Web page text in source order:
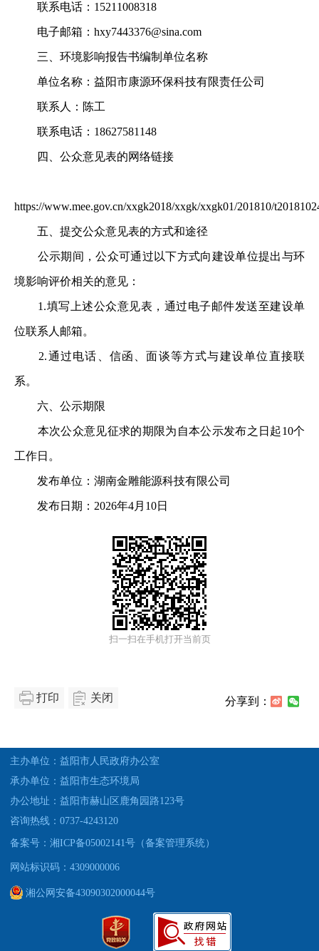
联系电话：15211008318
电子邮箱：hxy7443376@sina.com
三、环境影响报告书编制单位名称
单位名称：益阳市康源环保科技有限责任公司
联系人：陈工
联系电话：18627581148
四、公众意见表的网络链接
https://www.mee.gov.cn/xxgk2018/xxgk/xxgk01/201810/
五、提交公众意见表的方式和途径
公示期间，公众可通过以下方式向建设单位提出与环
境影响评价相关的意见：
1.填写上述公众意见表，通过电子邮件发送至建设单
位联系人邮箱。
2.通过电话、信函、面谈等方式与建设单位直接联
系。
六、公示期限
本次公众意见征求的期限为自本公示发布之日起10个
工作日。
发布单位：湖南金雕能源科技有限公司
发布日期：2026年4月10日
扫一扫在手机打开当前页
打印 关闭 分享到：
主办单位：益阳市人民政府办公室
承办单位：益阳市生态环境局
办公地址：益阳市赫山区鹿角园路123号
咨询热线：0737-4243120
备案号：湘ICP备05002141号（备案管理系统）
网站标识码：4309000006
湘公网安备43090302000044号